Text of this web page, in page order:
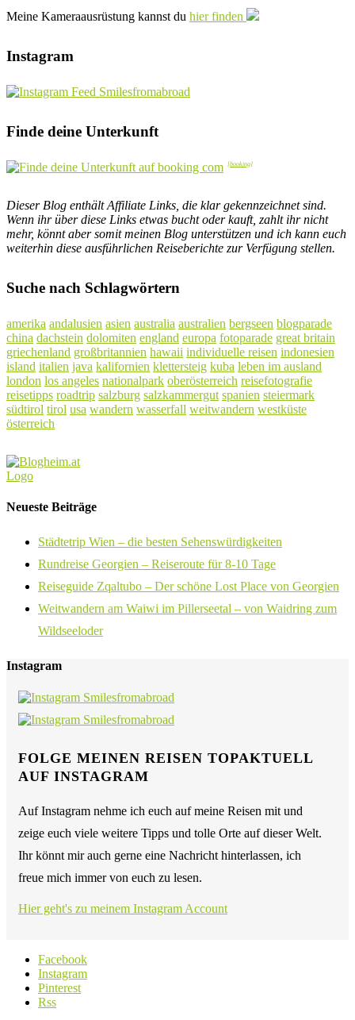
Meine Kameraausrüstung kannst du hier finden
Instagram
Finde deine Unterkunft
Dieser Blog enthält Affiliate Links, die klar gekennzeichnet sind.
Wenn ihr über diese Links etwas bucht oder kauft, zahlt ihr nicht
mehr, könnt aber somit meinen Blog unterstützen und ich kann euch
weiterhin diese ausführlichen Reiseberichte zur Verfügung stellen.
Suche nach Schlagwörtern
amerika andalusien asien australia australien bergseen blogparade
china dachstein dolomiten england europa fotoparade great britain
griechenland großbritannien hawaii individuelle reisen indonesien
island italien java kalifornien klettersteig kuba leben im ausland
london los angeles nationalpark oberösterreich reisefotografie
reisetipps roadtrip salzburg salzkammergut spanien steiermark
südtirol tirol usa wandern wasserfall weitwandern westküste
österreich
Neueste Beiträge
Städtetrip Wien – die besten Sehenswürdigkeiten
Rundreise Georgien – Reiseroute für 8-10 Tage
Reiseguide Zqaltubo – Der schöne Lost Place von Georgien
Weitwandern am Waiwi im Pillerseetal – von Waidring zum
Wildseeloder
Instagram
FOLGE MEINEN REISEN TOPAKTUELL
AUF INSTAGRAM
Auf Instagram nehme ich euch auf meine Reisen mit und
zeige euch viele weitere Tipps und tolle Orte auf dieser Welt.
Ihr könnt mir auch gerne eine Nachricht hinterlassen, ich
freue mich immer von euch zu lesen.
Hier geht's zu meinem Instagram Account
Facebook
Instagram
Pinterest
Rss